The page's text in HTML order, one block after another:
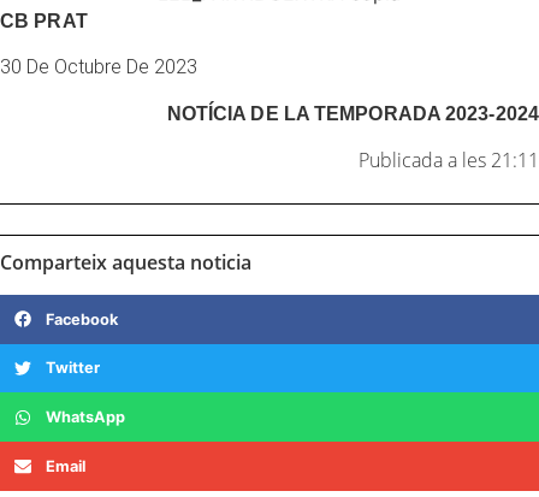
CB PRAT
30 De Octubre De 2023
NOTÍCIA DE LATEMPORADA 2023-2024
Publicada a les 21:11
Comparteix aquesta noticia
Facebook
Twitter
WhatsApp
Email